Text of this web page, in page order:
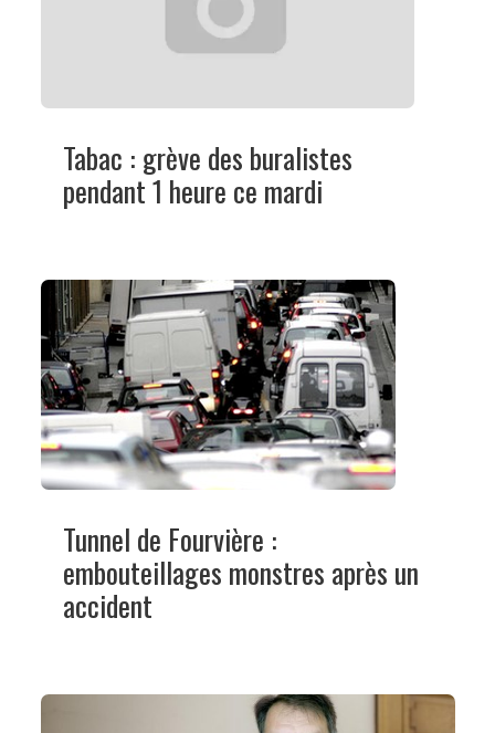
Tabac : grève des buralistes
pendant 1 heure ce mardi
Tunnel de Fourvière :
embouteillages monstres après un
accident